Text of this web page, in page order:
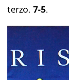
terzo. 7-5.